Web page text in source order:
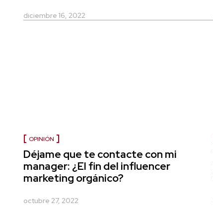
diciembre 16, 2022
OPINIÓN
Déjame que te contacte con mi
manager: ¿El fin del influencer
marketing orgánico?
octubre 27, 2022